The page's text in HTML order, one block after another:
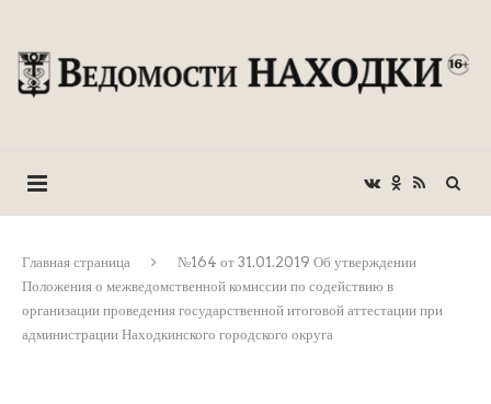
Главная страница
№164 от 31.01.2019 Об утверждении
Положения о межведомственной комиссии по содействию в
организации проведения государственной итоговой аттестации при
администрации Находкинского городского округа